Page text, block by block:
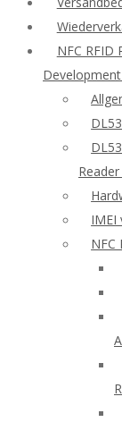
NFC RFID
IMEI
NFC